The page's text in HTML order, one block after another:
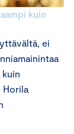
kuin
ei
Horila